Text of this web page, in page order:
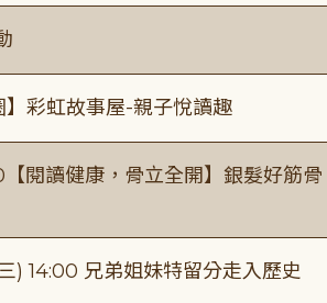
】彩虹故事屋-親子悅讀趣
閱讀健康，骨立全開】銀髮好筋骨
) 14:00 兄弟姐妹特留分走入歷史